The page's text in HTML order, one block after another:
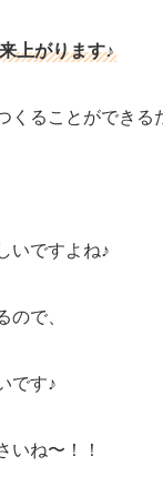
上がります♪
くることができる
いですよね♪
ので、
です♪
いね〜！！